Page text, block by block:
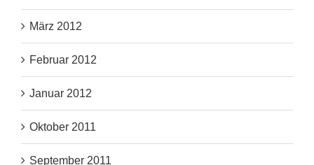
März 2012
Februar 2012
Januar 2012
Oktober 2011
September 2011